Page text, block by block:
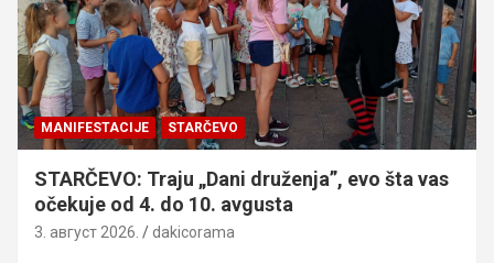
MANIFESTACIJE STARČEVO
STARČEVO: Traju „Dani druženja”, evo šta vas
očekuje od 4. do 10. avgusta
3. август 2026. dakicorama